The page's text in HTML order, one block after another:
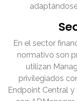
En el sector
normativo son
utilizan
privilegiados
Endpoint Central